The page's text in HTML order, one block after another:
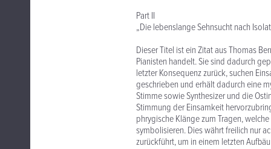
Part II
„Die lebenslange Sehnsucht nach
Dieser Titel ist ein Zitat aus Thomas
Pianisten handelt. Sie sind dadurch
letzter Konsequenz zurück, suchen
geschrieben und erhält dadurch eine
Stimme sowie Synthesizer und die
Stimmung der Einsamkeit
phrygische Klänge zum Tragen,
symbolisieren. Dies währt freilich nur
zurückführt, um in einem letzten